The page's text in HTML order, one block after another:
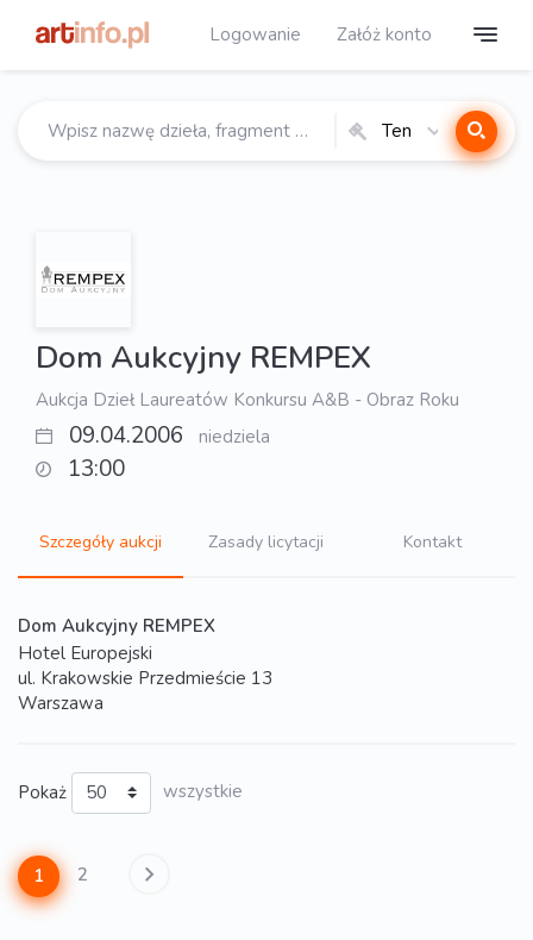
Logowanie Załóż konto
Ten
Dom Aukcyjny REMPEX
Aukcja Dzieł Laureatów Konkursu A&B - Obraz Roku
09.04.2006 niedziela
13:00
Szczegóły aukcji Zasady licytacji Kontakt
Dom Aukcyjny REMPEX
Hotel Europejski
ul. Krakowskie Przedmieście 13
Warszawa
Pokaż wszystkie
1 2